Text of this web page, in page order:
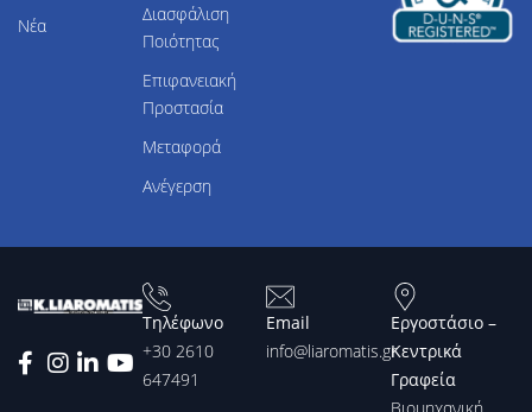
Νέα
Διασφάλιση
Ποιότητας
Επιφανειακή
Προστασία
Μεταφορά
Ανέγερση
Τηλέφωνο
+30 2610
647491
Email
info@liaromatis.gr
Εργοστάσιο –
Κεντρικά
Γραφεία
Βιομηχανική